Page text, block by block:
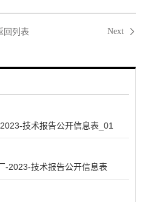
回列表 Next
技术报告公开信息表_01
-2023-技术报告公开信息表